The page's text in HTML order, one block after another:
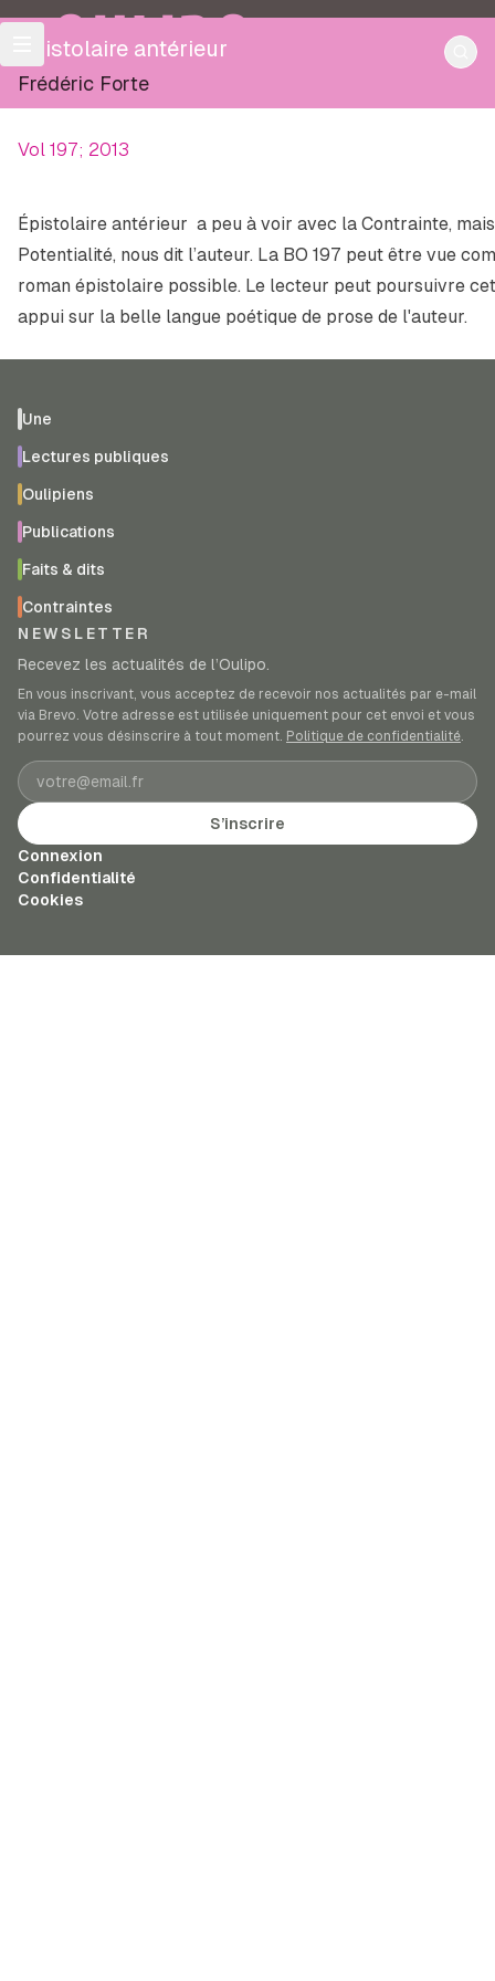
OULIPO
Épistolaire antérieur
Frédéric Forte
Vol 197; 2013
Épistolaire antérieur a peu à voir avec la Contrainte,
Potentialité, nous dit l’auteur. La BO 197 peut être vue
roman épistolaire possible. Le lecteur peut poursuivre
appui sur la belle langue poétique de prose de l'auteur.
Une
Lectures publiques
Oulipiens
Publications
Faits & dits
Contraintes
NEWSLETTER
Recevez les actualités de l’Oulipo.
En vous inscrivant, vous acceptez de recevoir nos actualités par e-mail
via Brevo. Votre adresse est utilisée uniquement pour cet envoi et vous
pourrez vous désinscrire à tout moment. Politique de confidentialité.
Adresse e-mail
S’inscrire
Connexion
Confidentialité
Cookies